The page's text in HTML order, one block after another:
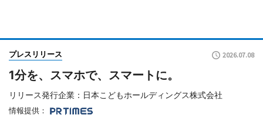
プレスリリース 2026.07.08
1分を、スマホで、スマートに。
リリース発行企業：日本こどもホールディングス株式会社
情報提供：